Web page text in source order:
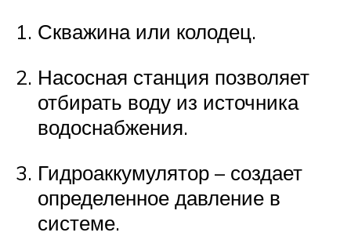
Скважина или колодец.
Насосная станция позволяет
отбирать воду из источника
водоснабжения.
Гидроаккумулятор – создает
определенное давление в
системе.